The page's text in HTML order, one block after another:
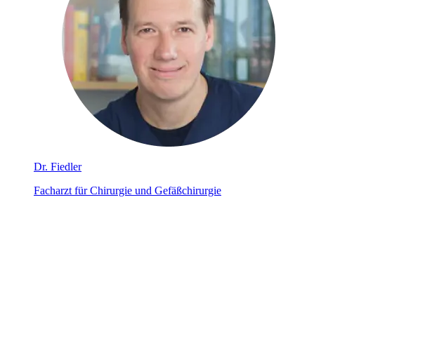
Dr. Fiedler
Facharzt für Chirurgie und Gefäßchirurgie